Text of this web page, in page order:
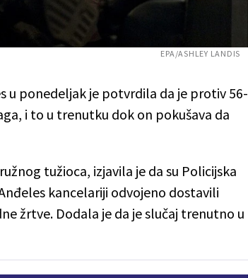
EPA/ASHLEY LANDIS
u ponedeljak je potvrdila da je protiv 56-
i to u trenutku dok on pokušava da
tužioca, izjavila je da su Policijska
kancelariji odvojeno dostavili
žrtve. Dodala je da je slučaj trenutno u